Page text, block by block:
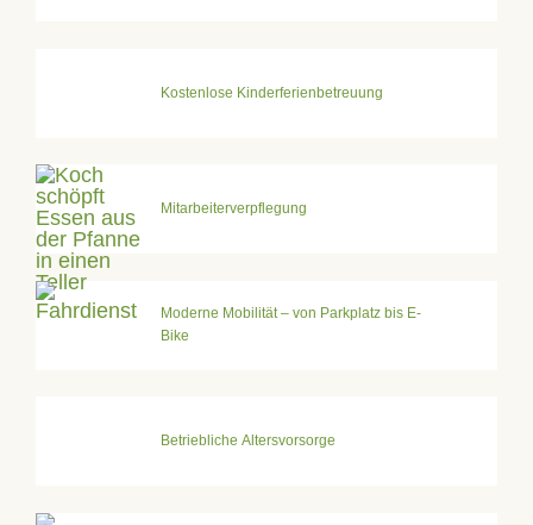
Kostenlose Kinderferienbetreuung
Mitarbeiterverpflegung
Moderne Mobilität – von Parkplatz bis E-
Bike
Betriebliche Altersvorsorge